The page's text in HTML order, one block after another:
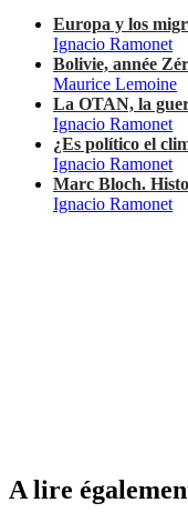
Europa y los
Ignacio Ramonet
Bolivie, année
Maurice Lemoine
La OTAN, la
Ignacio Ramonet
¿Es político el
Ignacio Ramonet
Marc Bloch.
Ignacio Ramonet
A lire